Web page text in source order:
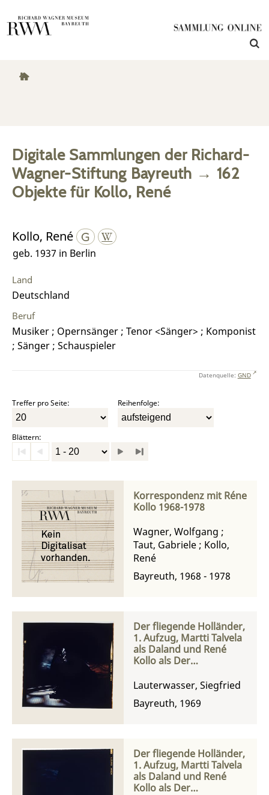
Digitale Sammlungen der Richard-
Wagner-Stiftung Bayreuth → 162
Objektefür Kollo, René
Kollo, René
geb. 1937 in Berlin
Land
Deutschland
Beruf
Musiker ; Opernsänger ; Tenor <Sänger> ; Komponist
; Sänger ; Schauspieler
Datenquelle: GND
Treffer pro Seite: Reihenfolge:
Blättern:
Korrespondenz mit Réne
Kollo 1968-1978
Wagner, Wolfgang ;
Taut, Gabriele ; Kollo,
René
Bayreuth, 1968 - 1978
Der fliegende Holländer,
1. Aufzug, Martti Talvela
als Daland und René
Kollo als Der
Lauterwasser, Siegfried
Bayreuth, 1969
Der fliegende Holländer,
1. Aufzug, Martti Talvela
als Daland und René
Kollo als Der